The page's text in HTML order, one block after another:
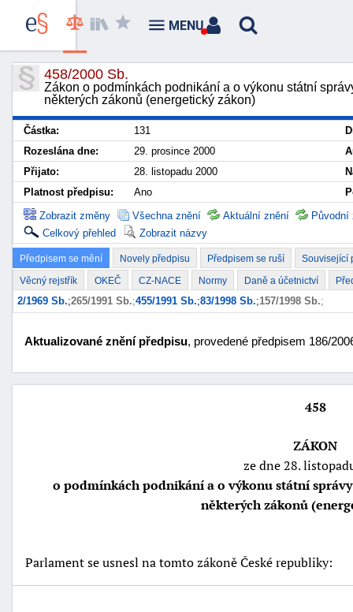
458/2000 Sb.
Zákon o podmínkách podnikání a o výkonu státní
některých zákonů (energetický zákon)
Částka: 131
Rozeslána dne:
29. prosince 2000
Přijato:
28. listopadu 2000
Platnost předpisu:
Ano
Zobrazit změny
Všechna znění Aktuální znění
Původní
Celkový přehled
Zobrazit názvy
Předpisem se mění Novely předpisu Předpisem se ruší Související
Věcný rejstřík OKEČ CZ-NACE Normy Daně a účetnictví
2/1969 Sb.;265/1991 Sb.;455/1991 Sb.;83/1998 Sb.;157/1998 Sb.;
Aktualizované znění předpisu, provedené předpisem 186/
458
ZÁKON
ze dne 28.
o podmínkách podnikání a o výkonu státní
některých zákonů
Parlament se usnesl na tomto zákoně České republiky:
MENU